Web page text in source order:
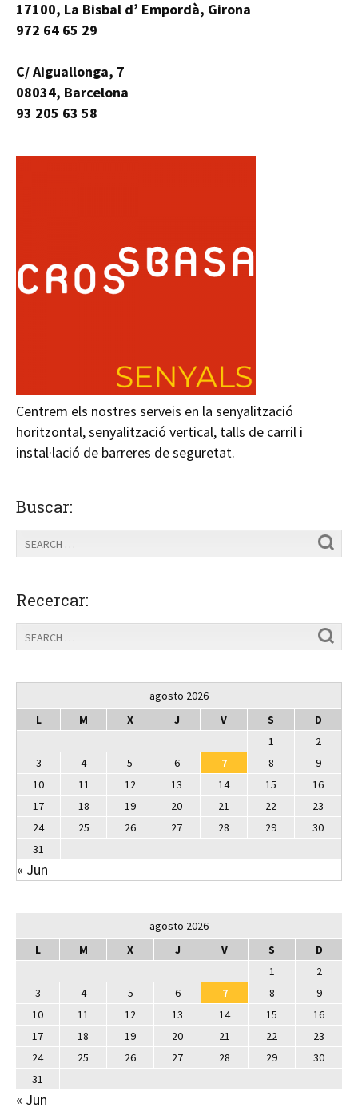
17100, La Bisbal d’ Empordà, Girona
972 64 65 29
C/ Aiguallonga, 7
08034, Barcelona
93 205 63 58
Centrem els nostres serveis en la senyalització
horitzontal, senyalització vertical, talls de carril i
instal·lació de barreres de seguretat.
Buscar:
Recercar:
agosto 2026
L
M X J V S
D
1
2
3
4 5 6 7 8
9
10
11 12 13 14 15
16
17
18 19 20 21 22
23
24
25 26 27 28 29
30
31
« Jun
agosto 2026
L
M X J V S
D
1
2
3
4 5 6 7 8
9
10
11 12 13 14 15
16
17
18 19 20 21 22
23
24
25 26 27 28 29
30
31
« Jun